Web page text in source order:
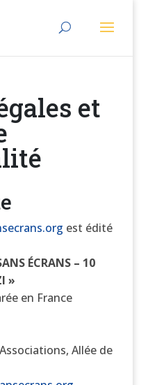
et
est édité
ÉCRANS – 10
»
en France
Allée de